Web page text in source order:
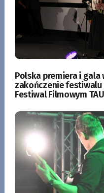
Polska premiera i
zakończenie
Festiwal Filmowym